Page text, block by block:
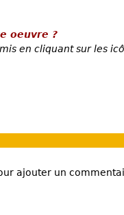
oeuvre ?
en cliquant sur les
ajouter un